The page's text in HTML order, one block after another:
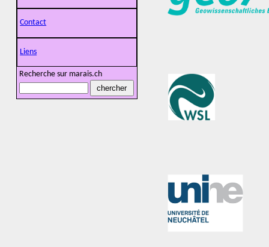
Contact
Liens
Recherche sur marais.ch